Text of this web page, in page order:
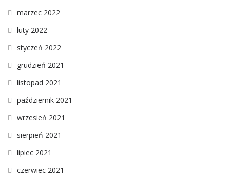
marzec 2022
luty 2022
styczeń 2022
grudzień 2021
listopad 2021
październik 2021
wrzesień 2021
sierpień 2021
lipiec 2021
czerwiec 2021